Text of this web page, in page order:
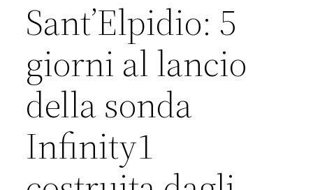
Sant’Elpidio: 5
giorni al lancio
della sonda
Infinity1